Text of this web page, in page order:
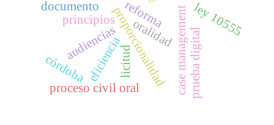
case management
proporcionalidad
eficiencia
principios oralidad
audiencias
proceso civil oral prueba digital
documento
licitud
ley 10555
córdoba
reforma